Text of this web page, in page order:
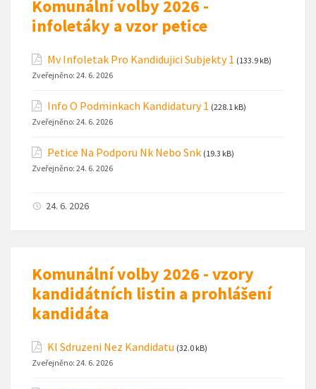
Komunální volby 2026 -
infoletáky a vzor petice
Mv Infoletak Pro Kandidujici Subjekty 1 (133.9 kB)
Zveřejněno: 24. 6. 2026
Info O Podminkach Kandidatury 1 (228.1 kB)
Zveřejněno: 24. 6. 2026
Petice Na Podporu Nk Nebo Snk (19.3 kB)
Zveřejněno: 24. 6. 2026
24. 6. 2026
Komunální volby 2026 - vzory
kandidátních listin a prohlášení
kandidáta
Kl Sdruzeni Nez Kandidatu (32.0 kB)
Zveřejněno: 24. 6. 2026